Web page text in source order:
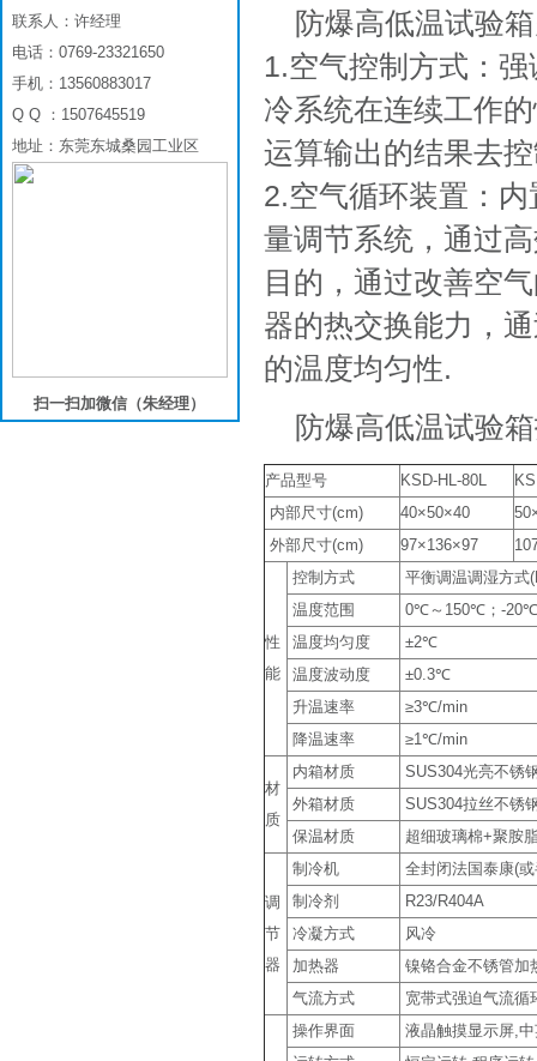
防爆高低温试验
1.空气控制方式：
冷系统在连续工作
运算输出的结果去
2.空气循环装置：
量调节系统，通过
目的，通过改善空
器的热交换能力，
的温度均匀性.
防爆高低温试验
产品型号 KSD-HL-80L
内部尺寸(cm)
40×50×40
外部尺寸(cm)
97×136×97
性
能
控制方式
平衡调温调湿方式
温度范围
0℃～150℃；-
温度均匀度
±2℃
温度波动度
±0.3℃
升温速率
≥3℃/min
降温速率
≥1℃/min
材
质
内箱材质
SUS304光亮不锈
外箱材质
SUS304拉丝不锈
保温材质
超细玻璃棉+聚胺
调
节
器
制冷机
全封闭法国泰康(
制冷剂
R23/R404A
冷凝方式
风冷
加热器
镍铬合金不锈管加
气流方式
宽带式强迫气流循
操作界面
液晶触摸显示屏,
联系人：许经理
电话：0769-23321650
手机：13560883017
Q Q ：1507645519
地址：东莞东城桑园工业区
扫一扫加微信（朱经理）